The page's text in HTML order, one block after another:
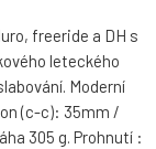
freeride a DH s
leteckého
Moderní
(c-c): 35mm /
305 g. Prohnutí :